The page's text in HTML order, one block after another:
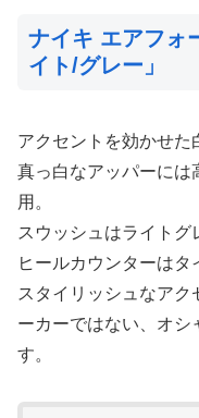
ナイキ エアフォ
イト/グレー」
アクセントを効かせた
真っ白なアッパーには
用。
スウッシュはライトグ
ヒールカウンターはタ
スタイリッシュなアク
ーカーではない、オシ
す。